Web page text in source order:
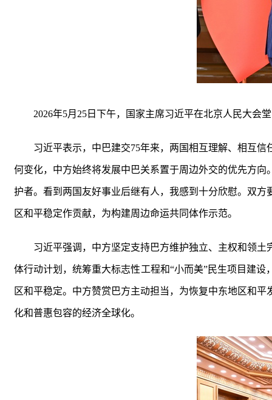
2026年5月25日下午，国家主席习近平在北京人民大会
习近平表示，中巴建交75年来，两国相互理解、相互
何变化，中方始终将发展中巴关系置于周边外交的优先方
护者。看到两国友好事业后继有人，我感到十分欣慰。双
区和平稳定作贡献，为构建周边命运共同体作示范。
习近平强调，中方坚定支持巴方维护独立、主权和领
体行动计划，统筹重大标志性工程和“小而美”民生项目建
区和平稳定。中方赞赏巴方主动担当，为恢复中东地区和
化和普惠包容的经济全球化。